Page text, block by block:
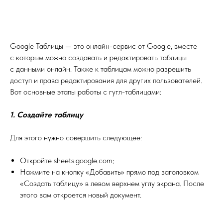
Google Таблицы — это онлайн-сервис от Google, вместе
с которым можно создавать и редактировать таблицы
с данными онлайн. Также к таблицам можно разрешить
доступ и права редактирования для других пользователей.
Вот основные этапы работы с гугл-таблицами:
1. Создайте таблицу
Для этого нужно совершить следующее:
Откройте sheets.google.com;
Нажмите на кнопку «Добавить» прямо под заголовком
«Создать таблицу» в левом верхнем углу экрана. После
этого вам откроется новый документ.